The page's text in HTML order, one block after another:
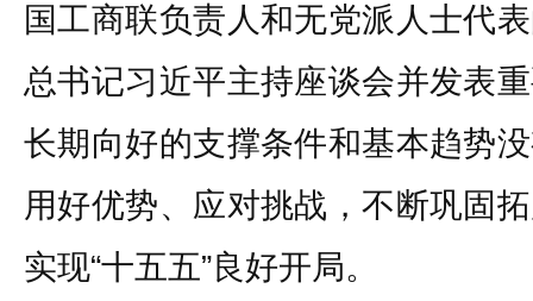
国工商联负责人和无党派人士代
总书记习近平主持座谈会并发表
长期向好的支撑条件和基本趋势
用好优势、应对挑战，不断巩固
实现“十五五”良好开局。